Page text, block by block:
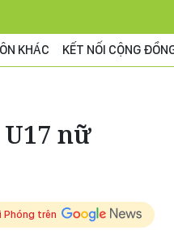
KHÁC KẾT NỐI CỘNG
nữ
Phóng trên